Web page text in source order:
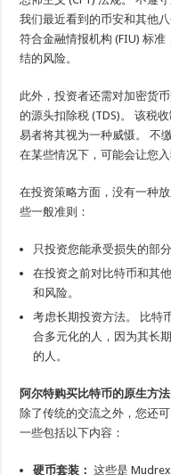
我们最近看到的币安和其他
符合金融情报机构 (FIU) 标
结的风险。
此外，投资者还需对加密货
的源头扣除税 (TDS)。 该税
易者将其视为一种威慑。 不
在某些情况下，可能会让您入
在投资策略方面，没有一种
些一般准则：
只投资您能承受损失的部分
在投资之前对比特币和其
和风险。
考虑长期投资方法。 比特
合多元化的人，因为其长
的人。
阿尔特购买比特币的原生方法
除了传统的交流之外，您还
一些包括以下内容：
硬币套装： 这些是